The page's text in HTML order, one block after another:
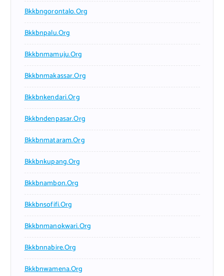
Bkkbngorontalo.org
Bkkbnpalu.org
Bkkbnmamuju.org
Bkkbnmakassar.org
Bkkbnkendari.org
Bkkbndenpasar.org
Bkkbnmataram.org
Bkkbnkupang.org
Bkkbnambon.org
Bkkbnsofifi.org
Bkkbnmanokwari.org
Bkkbnnabire.org
Bkkbnwamena.org